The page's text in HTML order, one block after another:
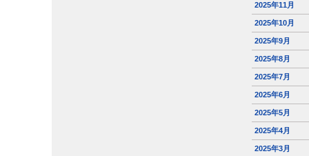
2025年11月
2025年10月
2025年9月
2025年8月
2025年7月
2025年6月
2025年5月
2025年4月
2025年3月